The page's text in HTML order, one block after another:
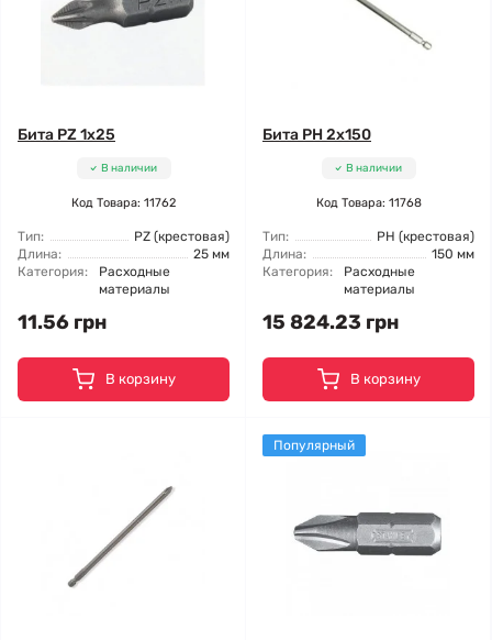
Бита PZ 1x25
В наличии
Код Товара: 11762
Тип:
PZ (крестовая)
Длина:
25 мм
Категория:
Расходные
материалы
11.56 грн
В корзину
Бита PH 2x150
В наличии
Код Товара: 11768
Тип:
РН (крестовая)
Длина:
150 мм
Категория:
Расходные
материалы
15 824.23 грн
В корзину
Популярный